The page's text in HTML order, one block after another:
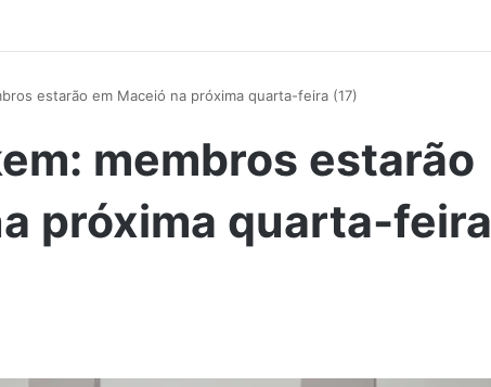
estarão em Maceió na próxima quarta-feira (17)
membros estarão
próxima quarta-feira